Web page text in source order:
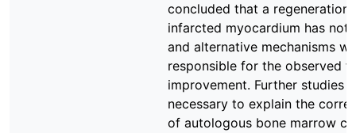
concluded that a regeneration
infarcted myocardium has not
and alternative mechanisms
responsible for the observed
improvement. Further studies
necessary to explain the
of autologous bone marrow